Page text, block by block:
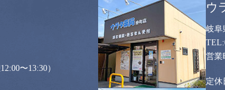
〜13:30）
ウ
岐阜